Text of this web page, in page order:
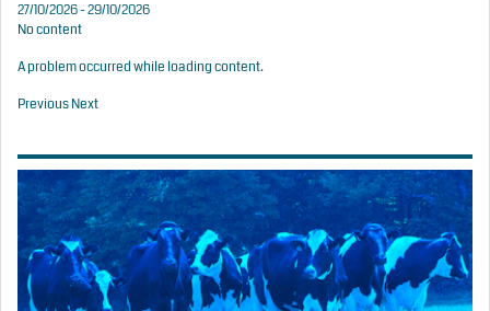
27/10/2026 - 29/10/2026
No content
A problem occurred while loading content.
PreviousNext